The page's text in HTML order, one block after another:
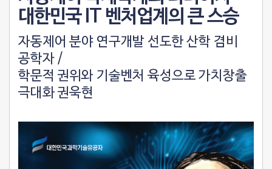
대한민국 IT 벤처업계의 큰 스승
자동제어 분야 연구개발 선도한 산학 겸비
공학자 /
학문적 권위와 기술벤처 육성으로 가치창출
극대화 권욱현